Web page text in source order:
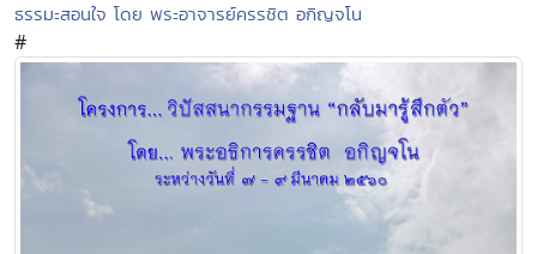
ธรรมะสอนใจ โดย พระอาจารย์ครรชิต อกิญจโน
#